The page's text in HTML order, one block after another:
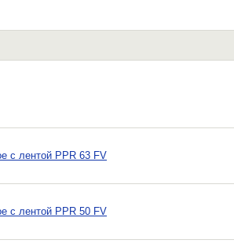
с лентой PPR 63 FV
с лентой PPR 50 FV